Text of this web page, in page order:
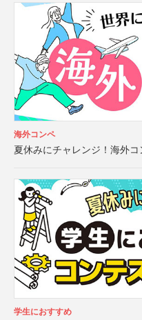
海外コンペ
夏休みにチャレンジ！海外
学生におすすめ